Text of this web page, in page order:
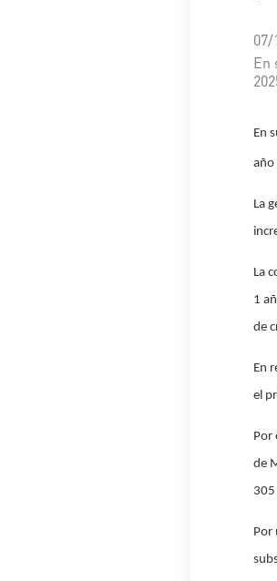
07/
En
En
año
La
La
1
de
En
el
Por
de
305
Por